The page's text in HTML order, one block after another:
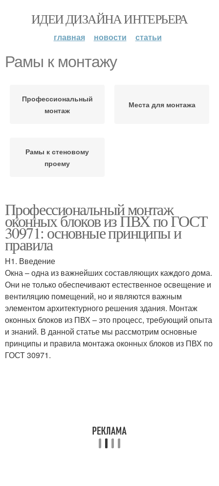
ИДЕИ ДИЗАЙНА ИНТЕРЬЕРА
главная новости статьи
Рамы к монтажу
Профессиональный
монтаж
Места для монтажа
Рамы к стеновому
проему
Профессиональный монтаж
оконных блоков из ПВХ по ГОСТ
30971: основные принципы и
правила
H1. Введение
Окна – одна из важнейших составляющих каждого дома.
Они не только обеспечивают естественное освещение и
вентиляцию помещений, но и являются важным
элементом архитектурного решения здания. Монтаж
оконных блоков из ПВХ – это процесс, требующий опыта
и знаний. В данной статье мы рассмотрим основные
принципы и правила монтажа оконных блоков из ПВХ по
ГОСТ 30971.